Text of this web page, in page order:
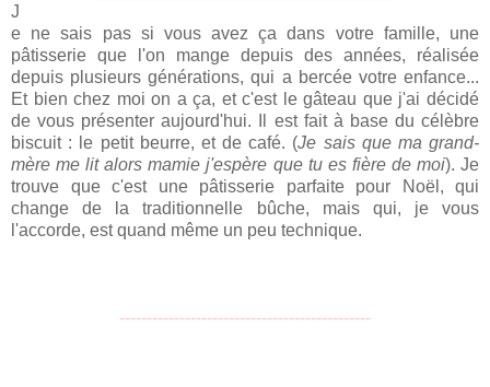
J
e ne sais pas si vous avez ça dans votre famille, une
pâtisserie que l'on mange depuis des années, réalisée
depuis plusieurs générations, qui a bercée votre enfance...
Et bien chez moi on a ça, et c'est le gâteau que j'ai décidé
de vous présenter aujourd'hui. Il est fait à base du célèbre
biscuit : le petit beurre, et de café. (Je sais que ma grand-
mère me lit alors mamie j'espère que tu es fière de moi). Je
trouve que c'est une pâtisserie parfaite pour Noël, qui
change de la traditionnelle bûche, mais qui, je vous
l'accorde, est quand même un peu technique.
----------------------------------------------